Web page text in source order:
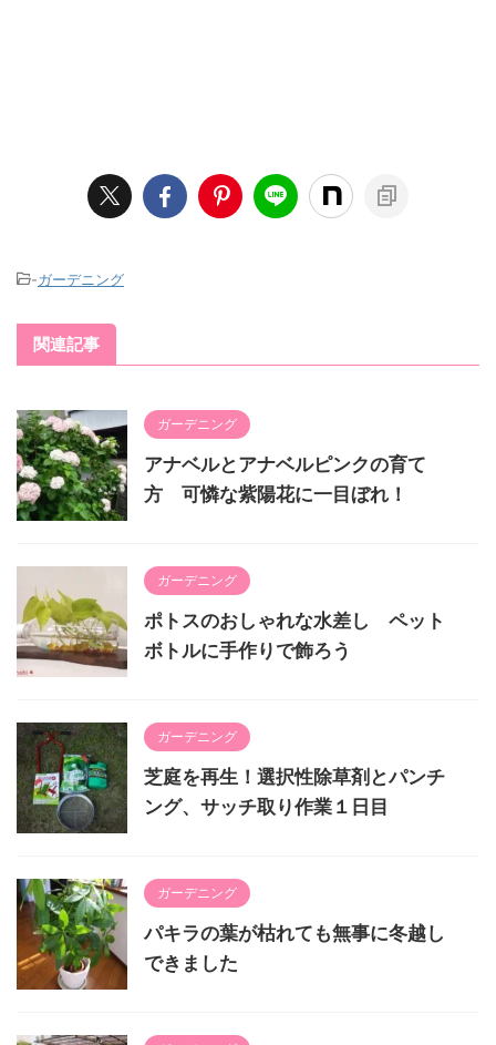
-ガーデニング
関連記事
ガーデニング
アナベルとアナベルピンクの育て
方 可憐な紫陽花に一目ぼれ！
ガーデニング
ポトスのおしゃれな水差し ペット
ボトルに手作りで飾ろう
ガーデニング
芝庭を再生！選択性除草剤とパンチ
ング、サッチ取り作業１日目
ガーデニング
パキラの葉が枯れても無事に冬越し
できました